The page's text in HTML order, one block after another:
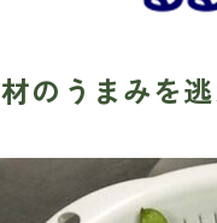
のうまみを